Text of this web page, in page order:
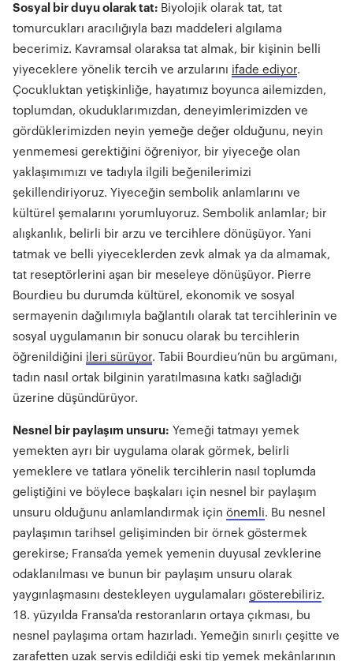
Sosyal bir duyu olarak tat: Biyolojik olarak tat, tat
tomurcukları aracılığıyla bazı maddeleri algılama
becerimiz. Kavramsal olaraksa tat almak, bir kişinin belli
yiyeceklere yönelik tercih ve arzularını ifade ediyor.
Çocukluktan yetişkinliğe, hayatımız boyunca ailemizden,
toplumdan, okuduklarımızdan, deneyimlerimizden ve
gördüklerimizden neyin yemeğe değer olduğunu, neyin
yenmemesi gerektiğini öğreniyor, bir yiyeceğe olan
yaklaşımımızı ve tadıyla ilgili beğenilerimizi
şekillendiriyoruz. Yiyeceğin sembolik anlamlarını ve
kültürel şemalarını yorumluyoruz. Sembolik anlamlar; bir
alışkanlık, belirli bir arzu ve tercihlere dönüşüyor. Yani
tatmak ve belli yiyeceklerden zevk almak ya da almamak,
tat reseptörlerini aşan bir meseleye dönüşüyor. Pierre
Bourdieu bu durumda kültürel, ekonomik ve sosyal
sermayenin dağılımıyla bağlantılı olarak tat tercihlerinin ve
sosyal uygulamanın bir sonucu olarak bu tercihlerin
öğrenildiğini ileri sürüyor. Tabii Bourdieu’nün bu argümanı,
tadın nasıl ortak bilginin yaratılmasına katkı sağladığı
üzerine düşündürüyor.
Nesnel bir paylaşım unsuru: Yemeği tatmayı yemek
yemekten ayrı bir uygulama olarak görmek, belirli
yemeklere ve tatlara yönelik tercihlerin nasıl toplumda
geliştiğini ve böylece başkaları için nesnel bir paylaşım
unsuru olduğunu anlamlandırmak için önemli. Bu nesnel
paylaşımın tarihsel gelişiminden bir örnek göstermek
gerekirse; Fransa’da yemek yemenin duyusal zevklerine
odaklanılması ve bunun bir paylaşım unsuru olarak
yaygınlaşmasını destekleyen uygulamaları gösterebiliriz.
18. yüzyılda Fransa'da restoranların ortaya çıkması, bu
nesnel paylaşıma ortam hazırladı. Yemeğin sınırlı çeşitte ve
zarafetten uzak servis edildiği eski tip yemek mekânlarının